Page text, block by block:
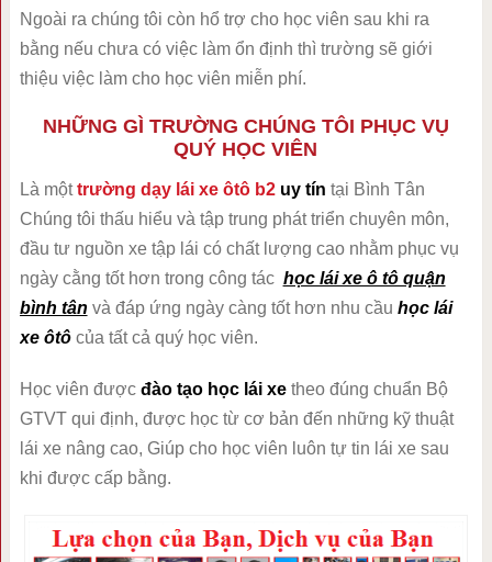
Ngoài ra chúng tôi còn hổ trợ cho học viên sau khi ra
bằng nếu chưa có việc làm ổn định thì trường sẽ giới
thiệu việc làm cho học viên miễn phí.
NHỮNG GÌ TRƯỜNG CHÚNG TÔI PHỤC VỤ
QUÝ HỌC VIÊN
Là mộttrường dạy lái xe ôtô b2uy tín tại Bình Tân
Chúng tôi thấu hiểu và tập trung phát triển chuyên môn,
đầu tư nguồn xe tập lái có chất lượng cao nhằm phục vụ
ngày cằng tốt hơn trong công tác học lái xe ô tô quận
bình tân và đáp ứng ngày càng tốt hơn nhu cầu học lái
xe ôtô của tất cả quý học viên.
Học viên được đào tạo học lái xetheo đúng chuẩn Bộ
GTVT qui định, được học từ cơ bản đến những kỹ thuật
lái xe nâng cao, Giúp cho học viên luôn tự tin lái xe sau
khi được cấp bằng.